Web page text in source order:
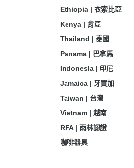
Ethiopia | 衣索比亞
Kenya | 肯亞
Thailand | 泰國
Panama | 巴拿馬
Indonesia | 印尼
Jamaica | 牙買加
Taiwan | 台灣
Vietnam | 越南
RFA | 雨林認證
咖啡器具